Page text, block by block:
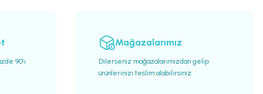
90’ı
Mağazalarımız
Dilerseniz mağazalarımızdan gelip
ürünlerinizi teslim alabilirsiniz.